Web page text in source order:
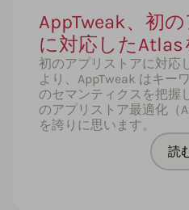
AppTweak、初
に対応したAtlas
初のアプリストアに対応
より、AppTweak はキー
のセマンティクスを把握
のアプリストア最適化（
を誇りに思います。
読